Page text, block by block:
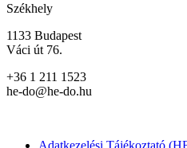
Székhely
1133 Budapest
Váci út 76.
+36 1 211 1523
he-do@he-do.hu
Adatkezelési Tájékoztató